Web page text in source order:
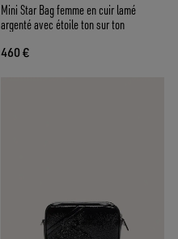
Mini Star Bag femme en cuir lamé
argenté avec étoile ton sur ton
460 €